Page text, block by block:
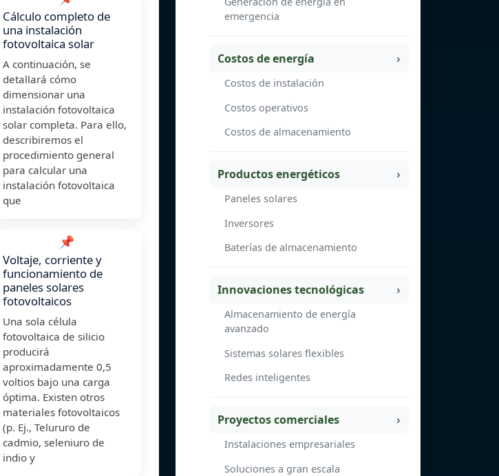
Cálculo completo de
una instalación
fotovoltaica solar
A continuación, se
detallará cómo
dimensionar una
instalación fotovoltaica
solar completa. Para ello,
describiremos el
procedimiento general
para calcular una
instalación fotovoltaica
que
📌
Voltaje, corriente y
funcionamiento de
paneles solares
fotovoltaicos
Una sola célula
fotovoltaica de silicio
producirá
aproximadamente 0,5
voltios bajo una carga
óptima. Existen otros
materiales fotovoltaicos
(p. Ej., Telururo de
cadmio, seleniuro de
indio y
emergencia
Costos de energía
Costos de instalación
Costos operativos
Costos de almacenamiento
Productos energéticos
Paneles solares
Inversores
Baterías de almacenamiento
Innovaciones tecnológicas
Almacenamiento de energía
avanzado
Sistemas solares flexibles
Redes inteligentes
Proyectos comerciales
Instalaciones empresariales
Soluciones a gran escala